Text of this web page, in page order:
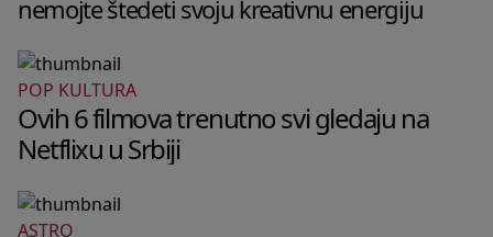
nemojte štedeti svoju kreativnu energiju
POP KULTURA
Ovih 6 filmova trenutno svi gledaju na
Netflixu u Srbiji
ASTRO